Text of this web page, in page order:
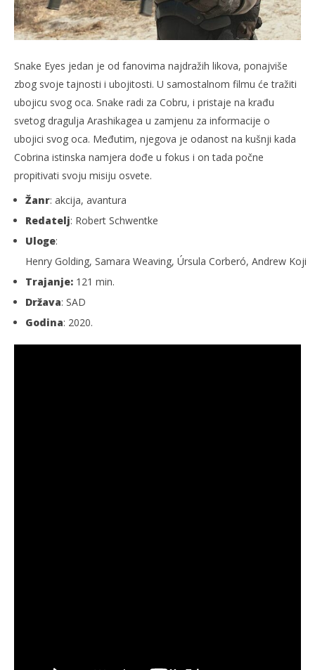
Projekcija filma: Snake Eyes
20.07.2021.
slatina.net
Snake Eyes jedan je od fanovima najdražih likova, ponajviše
zbog svoje tajnosti i ubojitosti. U samostalnom filmu će tražiti
ubojicu svog oca. Snake radi za Cobru, i pristaje na krađu
svetog dragulja Arashikagea u zamjenu za informacije o
ubojici svog oca. Međutim, njegova je odanost na kušnji kada
Cobrina istinska namjera dođe u fokus i on tada počne
propitivati svoju misiju osvete.
Žanr: akcija, avantura
Redatelj: Robert Schwentke
Uloge:
Henry Golding, Samara Weaving, Úrsula Corberó, Andrew Koji
Trajanje: 121 min.
Država: SAD
Godina: 2020.